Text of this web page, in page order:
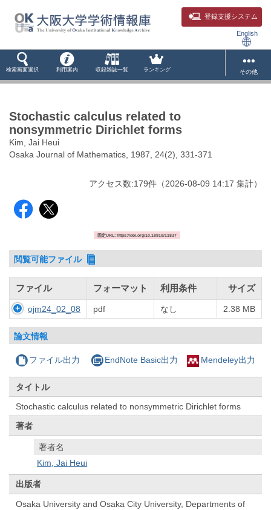
登録支援システム
English
検索画面選択 利用案内 収録雑誌一覧 ランキング その他
Stochastic calculus related to
nonsymmetric Dirichlet forms
Kim, Jai Heui
Osaka Journal of Mathematics, 1987, 24(2), 331-371
アクセス数:179件 （2026-08-09 14:17 集計）
固定URL: https://doi.org/10.18910/11837
閲覧可能ファイル
ファイル フォーマット 利用条件 サイズ
ojm24_02_08 pdf なし 2.38 MB
論文情報
ファイル出力 EndNote Basic出力 Mendeley出力
タイトル
Stochastic calculus related to nonsymmetric Dirichlet forms
著者
著者名
Kim, Jai Heui
出版者
Osaka University and Osaka City University, Departments of